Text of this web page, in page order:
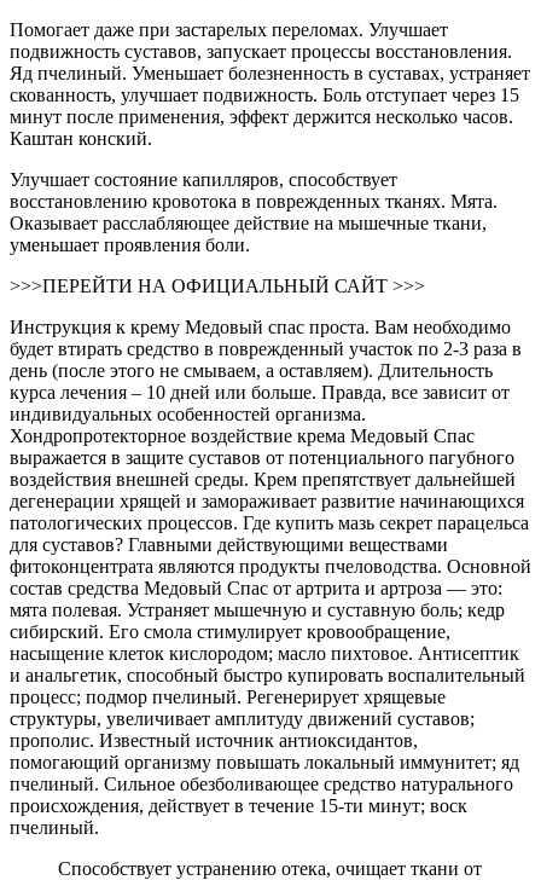
Помогает даже при застарелых переломах. Улучшает
подвижность суставов, запускает процессы восстановления.
Яд пчелиный. Уменьшает болезненность в суставах, устраняет
скованность, улучшает подвижность. Боль отступает через 15
минут после применения, эффект держится несколько часов.
Каштан конский.
Улучшает состояние капилляров, способствует
восстановлению кровотока в поврежденных тканях. Мята.
Оказывает расслабляющее действие на мышечные ткани,
уменьшает проявления боли.
>>>ПЕРЕЙТИ НА ОФИЦИАЛЬНЫЙ САЙТ >>>
Инструкция к крему Медовый спас проста. Вам необходимо
будет втирать средство в поврежденный участок по 2-3 раза в
день (после этого не смываем, а оставляем). Длительность
курса лечения – 10 дней или больше. Правда, все зависит от
индивидуальных особенностей организма.
Хондропротекторное воздействие крема Медовый Спас
выражается в защите суставов от потенциального пагубного
воздействия внешней среды. Крем препятствует дальнейшей
дегенерации хрящей и замораживает развитие начинающихся
патологических процессов. Где купить мазь секрет парацельса
для суставов? Главными действующими веществами
фитоконцентрата являются продукты пчеловодства. Основной
состав средства Медовый Спас от артрита и артроза — это:
мята полевая. Устраняет мышечную и суставную боль; кедр
сибирский. Его смола стимулирует кровообращение,
насыщение клеток кислородом; масло пихтовое. Антисептик
и анальгетик, способный быстро купировать воспалительный
процесс; подмор пчелиный. Регенерирует хрящевые
структуры, увеличивает амплитуду движений суставов;
прополис. Известный источник антиоксидантов,
помогающий организму повышать локальный иммунитет; яд
пчелиный. Сильное обезболивающее средство натурального
происхождения, действует в течение 15-ти минут; воск
пчелиный.
Способствует устранению отека, очищает ткани от